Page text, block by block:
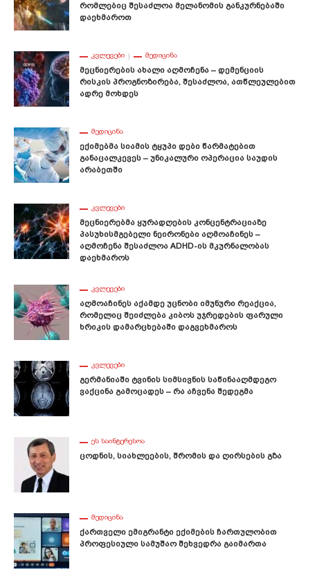
Რომლებიც Შესაძლოა Მელანომის Განკურნებაში
Დაეხმაროთ
ᲙᲕᲚᲔᲕᲔᲑᲘ ᲛᲔᲓᲘᲪᲘᲜᲐ
Მეცნიერების Ახალი Აღმოჩენა – Დემენციის
Რისკის Პროგნოზირება, Შესაძლოა, Ათწლეულებით
Ადრე Მოხდეს
ᲛᲔᲓᲘᲪᲘᲜᲐ
Ექიმებმა Სიამის Ტყუპი Დები Წარმატებით
Განაცალკევეს – Უნიკალური Ოპერაცია Საუდის
Არაბეთში
ᲙᲕᲚᲔᲕᲔᲑᲘ
Მეცნიერებმა Ყურადღების Კონცენტრაციაზე
Პასუხისმგებელი Ნეირონები Აღმოაჩინეს –
Აღმოჩენა Შესაძლოა ADHD-Ის Მკურნალობას
Დაეხმაროს
ᲙᲕᲚᲔᲕᲔᲑᲘ
Აღმოაჩინეს Აქამდე Უცნობი Იმუნური Რეაქცია,
Რომელიც Შეიძლება Კიბოს Უჯრედების Ფარული
Ხრიკის Დამარცხებაში Დაგვეხმაროს
ᲙᲕᲚᲔᲕᲔᲑᲘ
Გერმანიაში Ტვინის Სიმსივნის Საწინააღმდეგო
Ვაქცინა Გამოცადეს – Რა Აჩვენა Შედეგმა
ᲔᲡ ᲡᲐᲘᲜᲢᲔᲠᲔᲡᲝᲐ
Ცოდნის, Სიახლეების, Შრომის Და Ღირსების Გზა
ᲛᲔᲓᲘᲪᲘᲜᲐ
Ქართველი Ემიგრანტი Ექიმების Ჩართულობით
Პროფესიული Სამუშაო Შეხვედრა Გაიმართა